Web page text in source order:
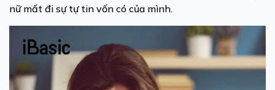
nữ mất đi sự tự tin vốn có của mình.